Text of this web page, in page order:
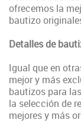
ofrecemos la
bautizo
Detalles de
Igual que en
mejor y más
bautizos para
la selección de
mejores y más